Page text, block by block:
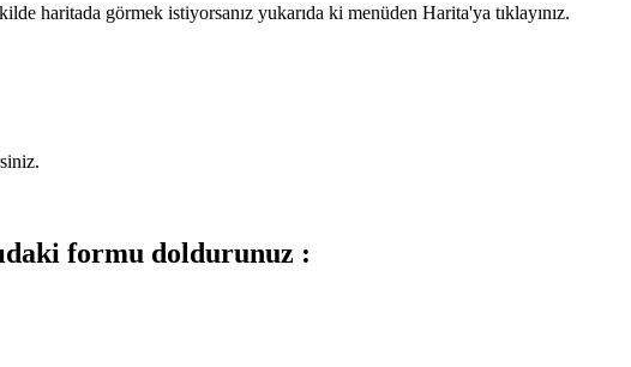
haritada görmek istiyorsanız yukarıda ki menüden Harita'ya tıklayınız.
formu doldurunuz :